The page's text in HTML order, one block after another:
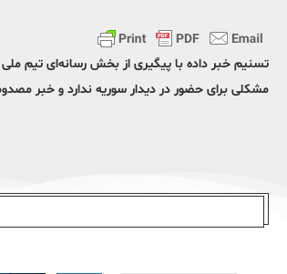
تسنیم خبر داده با پیگیری از بخش رسانه‌ای تیم ملی
مشکلی برای حضور در دیدار سوریه ندارد و خبر